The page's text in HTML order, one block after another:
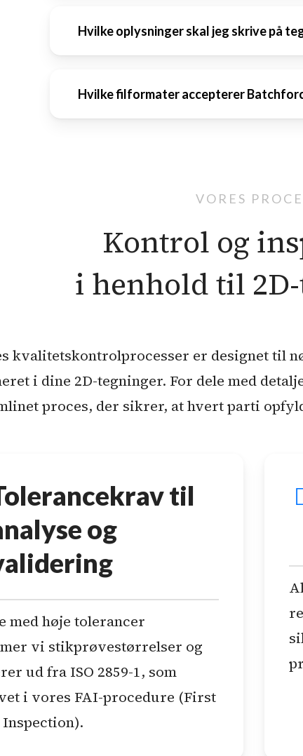
Standardtolerancer som ISO
kritiske dimensioner og krav. En
præcision.
Hvilke oplysninger skal jeg skrive på
Angiv kritiske dimensioner,
tilpasningstolerancer og GD&T-
Hvilke filformater accepterer
VORES
Kontrol og
i henhold til
kvalitetskontrolprocesser er designet til
i dine 2D-tegninger. For dele med
proces, der sikrer, at hvert parti
til
og
med høje tolerancer
vi stikprøvestørrelser og
ud fra ISO 2859-1, som
i vores FAI-procedure (First